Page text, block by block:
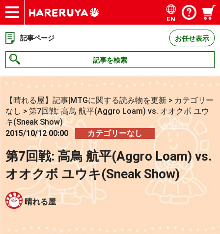
ショップ
買取
記事
デッキ検索
デッキ構築
選手一覧
店舗一覧
イベント
お問い合わせ
EN
記事ページ お任せ表示
記事を検索
【晴れる屋】記事|MTGに関する読み物を更新 > カテゴリー
なし >第7回戦: 高鳥 航平(Aggro Loam) vs. オオクボ ユウ
キ(Sneak Show)
2015/10/12 00:00
カテゴリーなし
第7回戦: 高鳥 航平(Aggro Loam) vs.
オオクボ ユウキ(Sneak Show)
晴れる屋